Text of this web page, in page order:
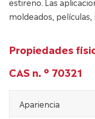
moldeados, películas,
Propiedades
CAS n. ° 70321
Apariencia